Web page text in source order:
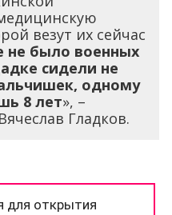
везут их сейчас
не было военных
сидели не
одному
8 лет», –
Гладков.